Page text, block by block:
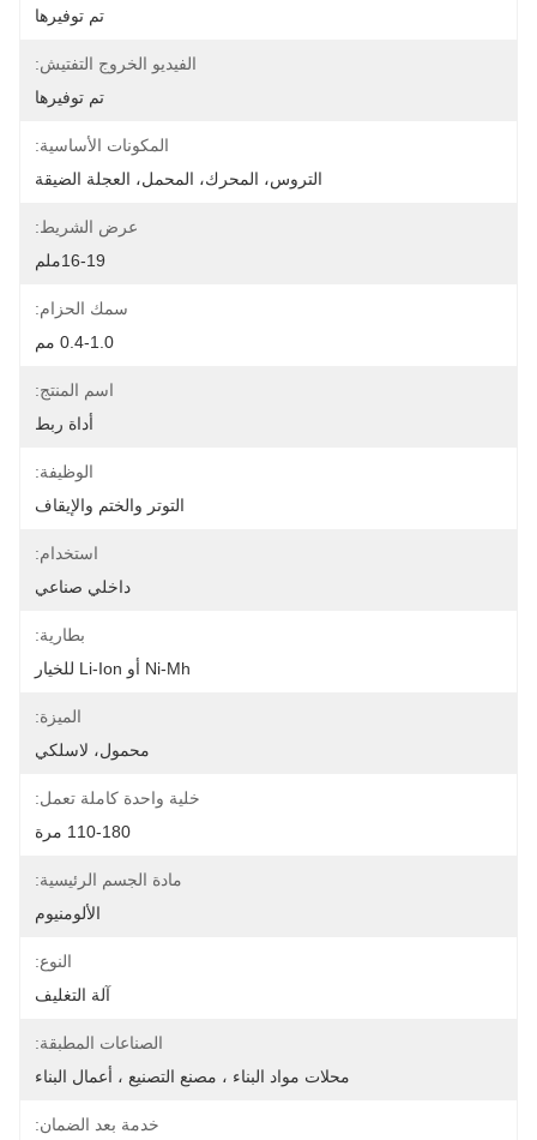
تم توفيرها
الفيديو الخروج التفتيش:
تم توفيرها
المكونات الأساسية:
التروس، المحرك، المحمل، العجلة الضيقة
عرض الشريط:
16-19ملم
سمك الحزام:
0.4-1.0 مم
اسم المنتج:
أداة ربط
الوظيفة:
التوتر والختم والإيقاف
استخدام:
داخلي صناعي
بطارية:
Ni-Mh أو Li-Ion للخيار
الميزة:
محمول، لاسلكي
خلية واحدة كاملة تعمل:
110-180 مرة
مادة الجسم الرئيسية:
الألومنيوم
النوع:
آلة التغليف
الصناعات المطبقة:
محلات مواد البناء ، مصنع التصنيع ، أعمال البناء
خدمة بعد الضمان: